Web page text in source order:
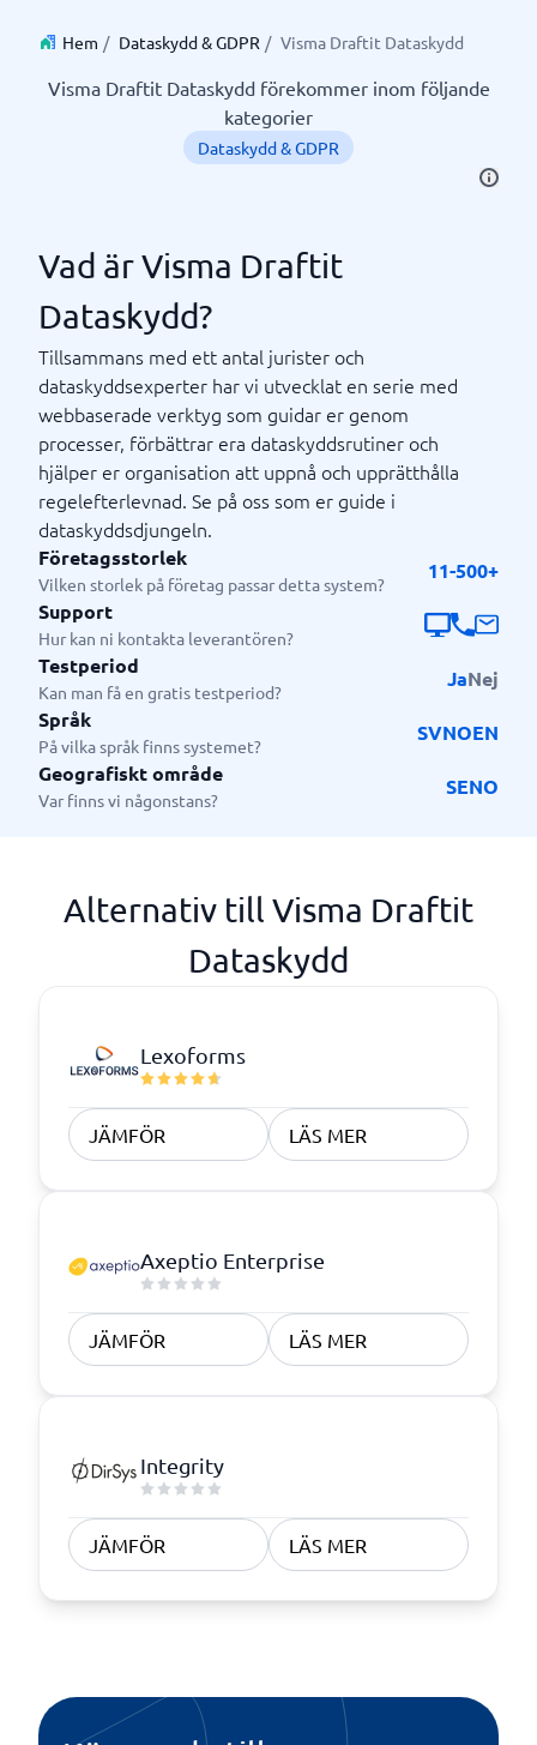
Hem / Dataskydd & GDPR / Visma Draftit Dataskydd
Visma Draftit Dataskydd förekommer inom följande
kategorier
Dataskydd & GDPR
Vad är Visma Draftit
Dataskydd?
Tillsammans med ett antal jurister och
dataskyddsexperter har vi utvecklat en serie med
webbaserade verktyg som guidar er genom
processer, förbättrar era dataskyddsrutiner och
hjälper er organisation att uppnå och upprätthålla
regelefterlevnad. Se på oss som er guide i
dataskyddsdjungeln.
Företagsstorlek
Vilken storlek på företag passar detta system?
11-500+
Support
Hur kan ni kontakta leverantören?
Testperiod
Kan man få en gratis testperiod?
JaNej
Språk
På vilka språk finns systemet?
SVNOEN
Geografiskt område
Var finns vi någonstans?
SENO
Alternativ till Visma Draftit
Dataskydd
Lexoforms
JÄMFÖR LÄS MER
Axeptio Enterprise
JÄMFÖR LÄS MER
Integrity
JÄMFÖR LÄS MER